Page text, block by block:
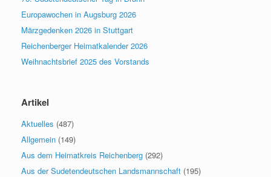
Europawochen in Augsburg 2026
Märzgedenken 2026 in Stuttgart
Reichenberger Heimatkalender 2026
Weihnachtsbrief 2025 des Vorstands
Artikel
Aktuelles (487)
Allgemein (149)
Aus dem Heimatkreis Reichenberg (292)
Aus der Sudetendeutschen Landsmannschaft (195)